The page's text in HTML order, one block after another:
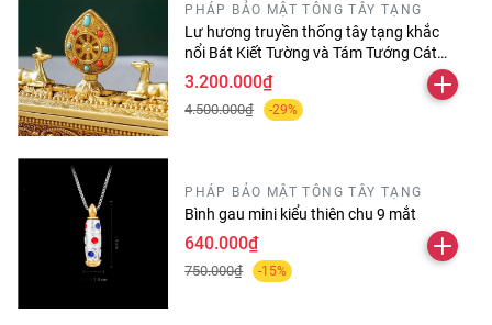
PHÁP BẢO MẬT TÔNG TÂY TẠNG
Lư hương truyền thống tây tạng khắc
nổi Bát Kiết Tường và Tám Tướng Cát
Tường
3.200.000₫
4.500.000₫ -29%
PHÁP BẢO MẬT TÔNG TÂY TẠNG
Bình gau mini kiểu thiên chu 9 mắt
640.000₫
750.000₫ -15%